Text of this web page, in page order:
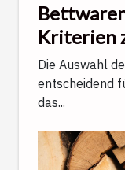
Kriterien
richtigen
Die Auswahl
entscheidend
das...